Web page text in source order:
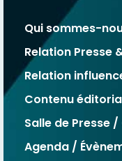
Qui sommes-
Relation Presse
Relation
Contenu
Salle de Presse
Agenda /